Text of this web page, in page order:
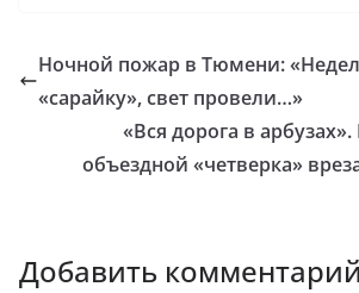
Ночной пожар в Тюмени:
«сарайку», свет провели…»
«Вся дорога в
объездной «четверка»
Добавить комментарий